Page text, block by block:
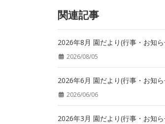
関連記事
2026年8月 園だより(行事・お知
2026/08/05
2026年6月 園だより(行事・お知
2026/06/06
2026年3月 園だより(行事・お知